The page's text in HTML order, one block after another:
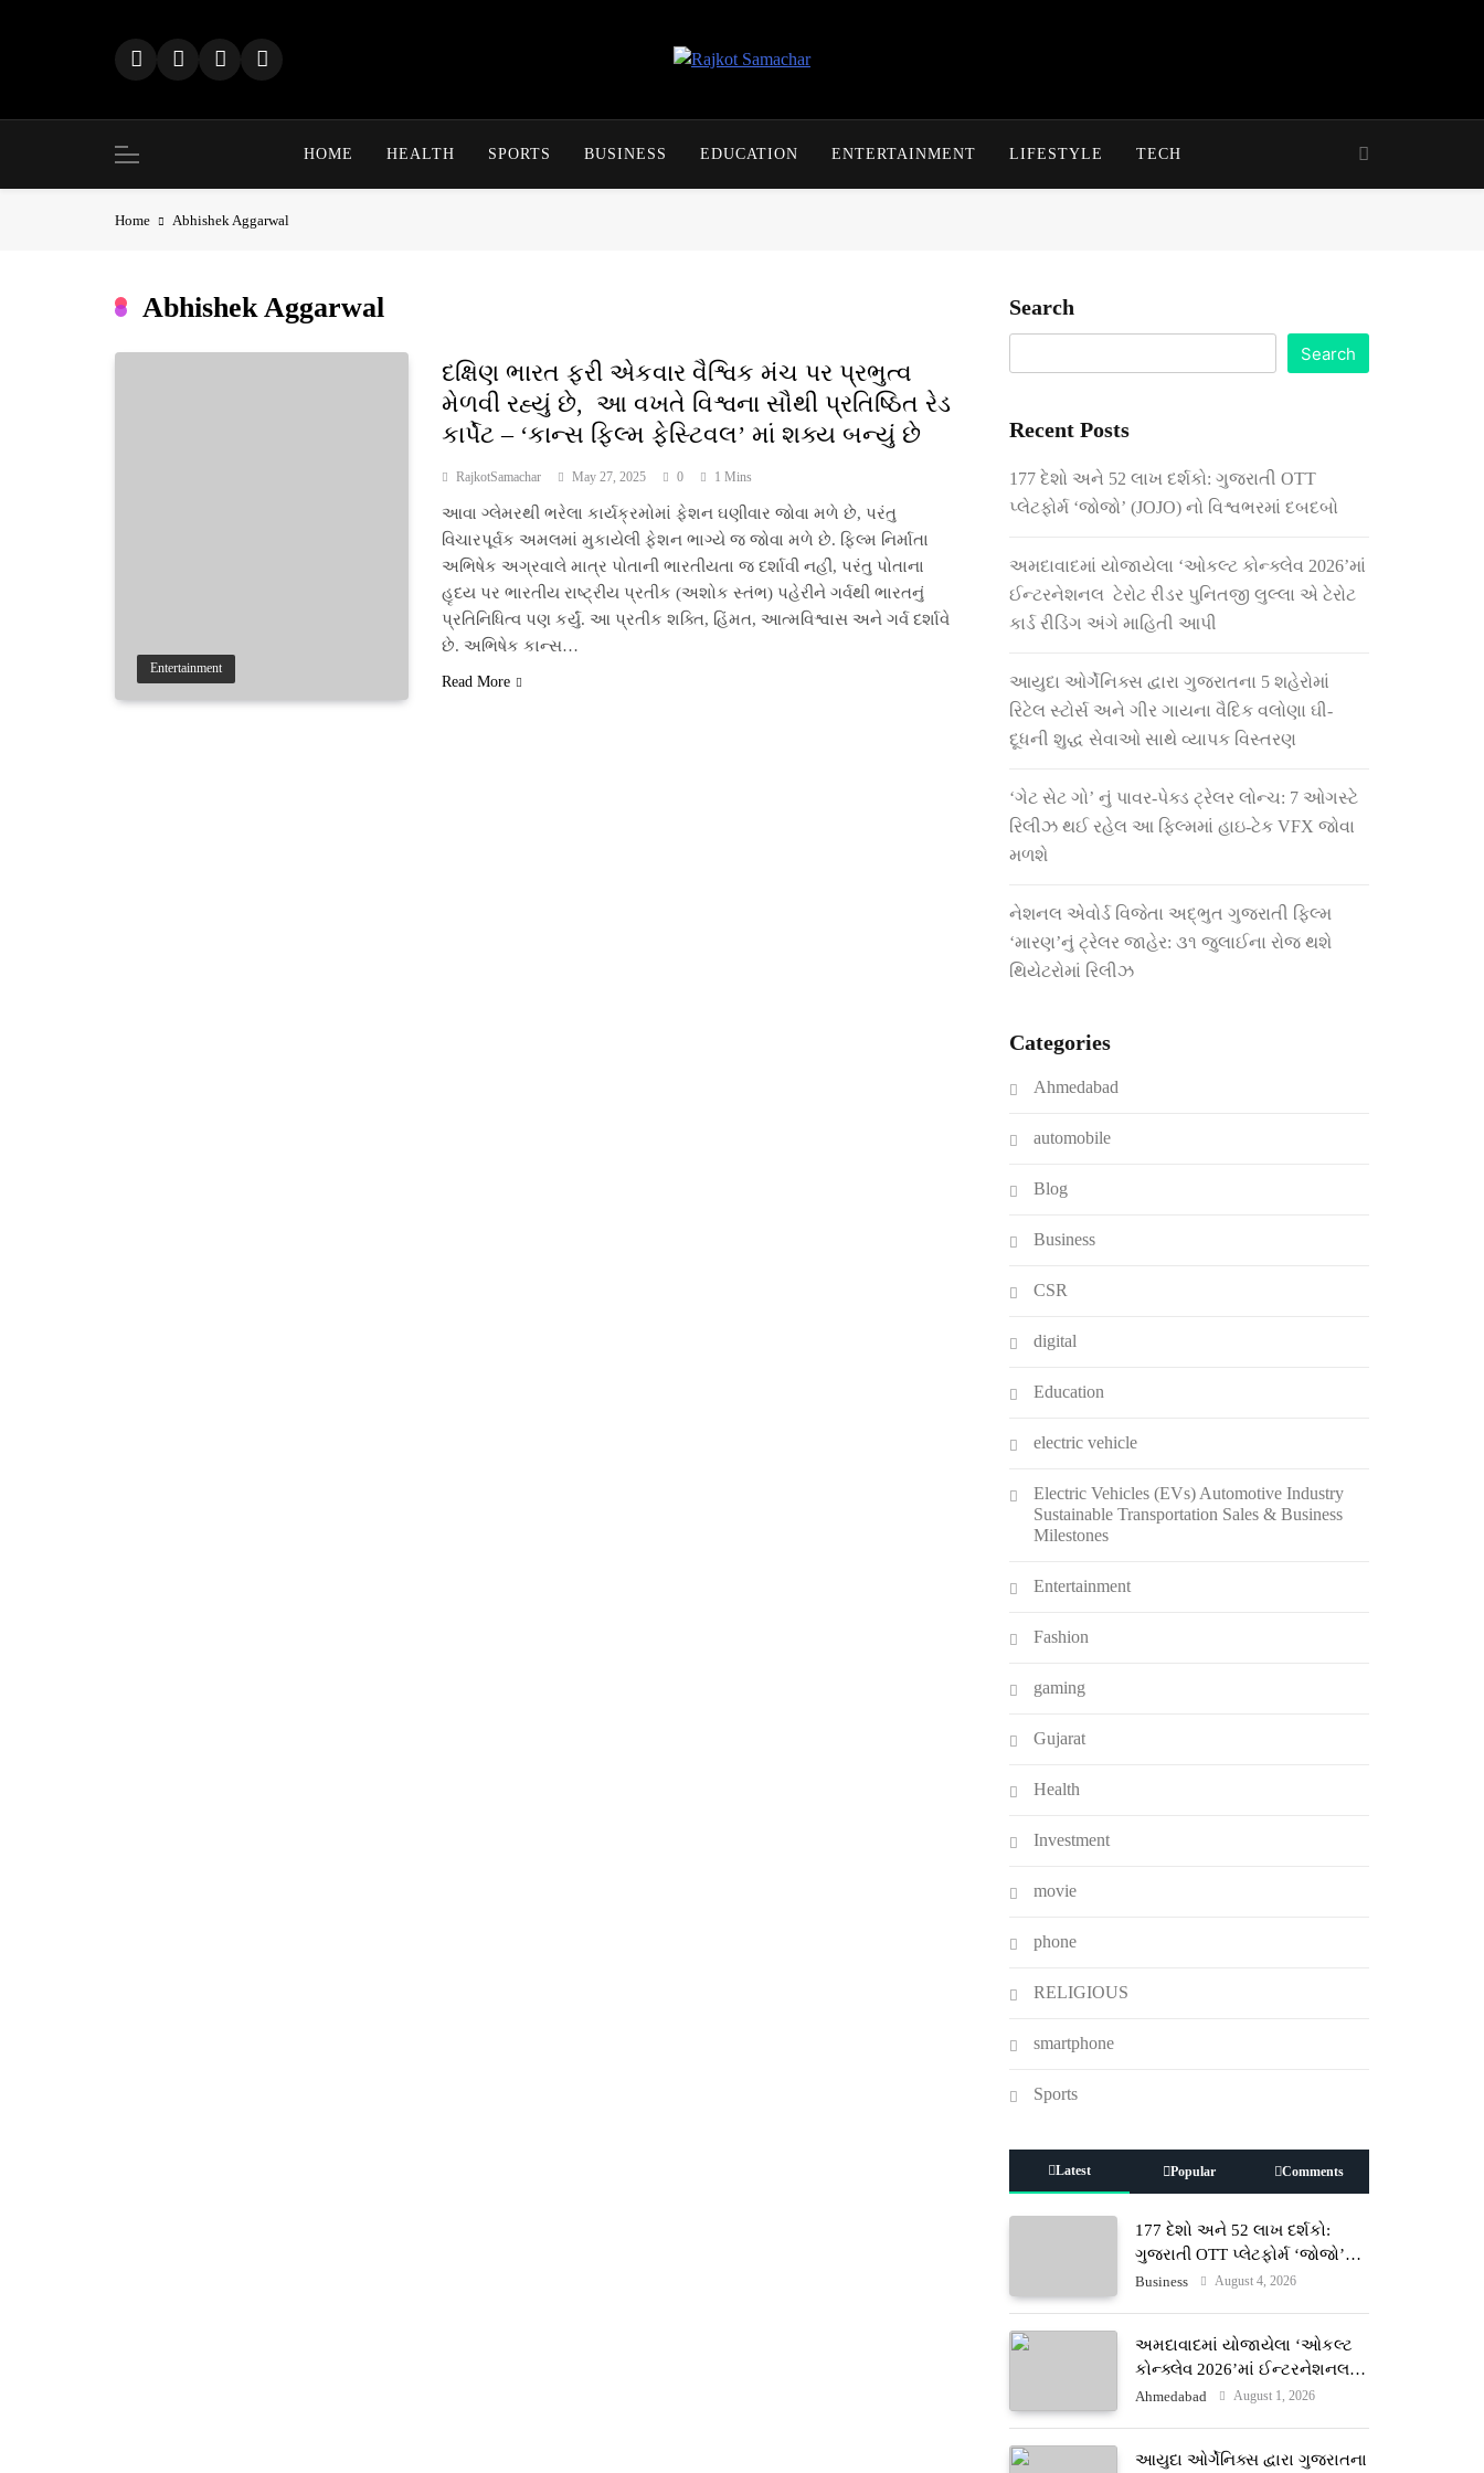
HOME HEALTH SPORTS BUSINESS EDUCATION ENTERTAINMENT LIFESTYLE TECH
Home Abhishek Aggarwal
Abhishek Aggarwal
Entertainment
દક્ષિણ ભારત ફરી એકવાર વૈશ્વિક મંચ પર પ્રભુત્વ
મેળવી રહ્યું છે, આ વખતે વિશ્વના સૌથી પ્રતિષ્ઠિત રેડ
કાર્પેટ – ‘કાન્સ ફિલ્મ ફેસ્ટિવલ’ માં શક્ય બન્યું છે
RajkotSamachar May 27, 2025 0 1 Mins
આવા ગ્લેમરથી ભરેલા કાર્યક્રમોમાં ફેશન ઘણીવાર જોવા મળે છે, પરંતુ
વિચારપૂર્વક અમલમાં મુકાયેલી ફેશન ભાગ્યે જ જોવા મળે છે. ફિલ્મ નિર્માતા
અભિષેક અગ્રવાલે માત્ર પોતાની ભારતીયતા જ દર્શાવી નહીં, પરંતુ પોતાના
હૃદય પર ભારતીય રાષ્ટ્રીય પ્રતીક (અશોક સ્તંભ) પહેરીને ગર્વથી ભારતનું
પ્રતિનિધિત્વ પણ કર્યું. આ પ્રતીક શક્તિ, હિંમત, આત્મવિશ્વાસ અને ગર્વ દર્શાવે
છે. અભિષેક કાન્સ…
Read More
Search
Search
Recent Posts
177 દેશો અને 52 લાખ દર્શકો: ગુજરાતી OTT
પ્લેટફોર્મ ‘જોજો’ (JOJO) નો વિશ્વભરમાં દબદબો
અમદાવાદમાં યોજાયેલા ‘ઓકલ્ટ કોન્ક્લેવ 2026’માં
ઈન્ટરનેશનલ ટેરોટ રીડર પુનિતજી લુલ્લા એ ટેરોટ
કાર્ડ રીડિંગ અંગે માહિતી આપી
આયુદા ઓર્ગેનિક્સ દ્વારા ગુજરાતના 5 શહેરોમાં
રિટેલ સ્ટોર્સ અને ગીર ગાયના વૈદિક વલોણા ઘી-
દૂધની શુદ્ધ સેવાઓ સાથે વ્યાપક વિસ્તરણ
‘ગેટ સેટ ગો’ નું પાવર-પેક્ડ ટ્રેલર લોન્ચ: 7 ઓગસ્ટે
રિલીઝ થઈ રહેલ આ ફિલ્મમાં હાઇ-ટેક VFX જોવા
મળશે
નેશનલ એવોર્ડ વિજેતા અદ્ભુત ગુજરાતી ફિલ્મ
‘મારણ’નું ટ્રેલર જાહેર: ૩૧ જુલાઈના રોજ થશે
થિયેટરોમાં રિલીઝ
Categories
Ahmedabad
automobile
Blog
Business
CSR
digital
Education
electric vehicle
Electric Vehicles (EVs) Automotive Industry
Sustainable Transportation Sales & Business
Milestones
Entertainment
Fashion
gaming
Gujarat
Health
Investment
movie
phone
RELIGIOUS
smartphone
Sports
Latest Popular Comments
177 દેશો અને 52 લાખ દર્શકો:
ગુજરાતી OTT પ્લેટફોર્મ ‘જોજો’
(JOJO) નો વિશ્વભરમાં દબદબો
Business August 4, 2026
અમદાવાદમાં યોજાયેલા ‘ઓકલ્ટ
કોન્ક્લેવ 2026’માં ઈન્ટરનેશનલ
ટેરોટ રીડર પુનિતજી લુલ્લા એ ટેરોટ
Ahmedabad August 1, 2026
આયુદા ઓર્ગેનિક્સ દ્વારા ગુજરાતના